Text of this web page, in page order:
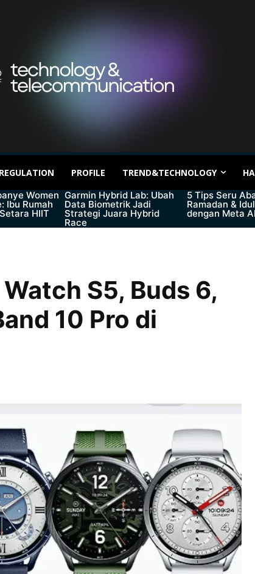
REGULATION PROFILE TREND&TECHNOLOGY
Women
Ibu Rumah
HIIT
Garmin Hybrid Lab: Ubah
Data Biometrik Jadi
Strategi Juara Hybrid
Race
5 Tips Seru
Ramadan &
dengan Meta AI
S5, Buds 6,
10 Pro di